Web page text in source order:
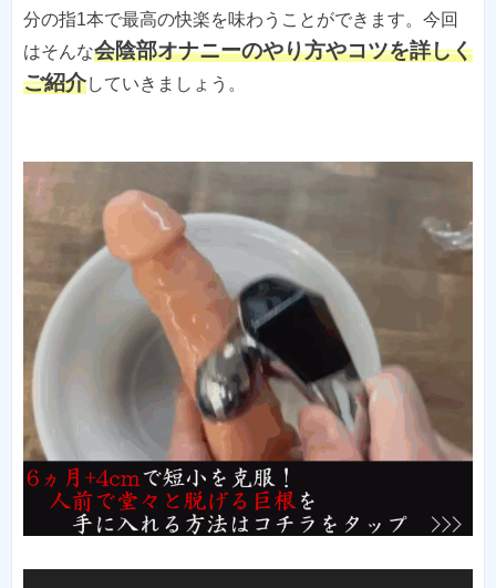
分の指1本で最高の快楽を味わうことができます。今回
はそんな会陰部オナニーのやり方やコツを詳しく
ご紹介していきましょう。